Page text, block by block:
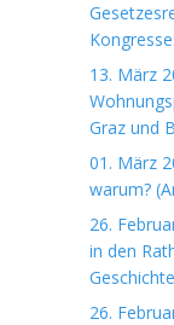
13. März
Graz und
01. März
warum?
26.
in den
26.